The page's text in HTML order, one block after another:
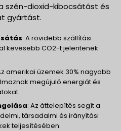
szén-dioxid-kibocsátást és
gyártást.
: A rövidebb szállítási
kevesebb CO2-t jelentenek
amerikai üzemek 30% nagyobb
megújuló energiát és
: Az áttelepítés segít a
társadalmi és irányítási
teljesítésében.